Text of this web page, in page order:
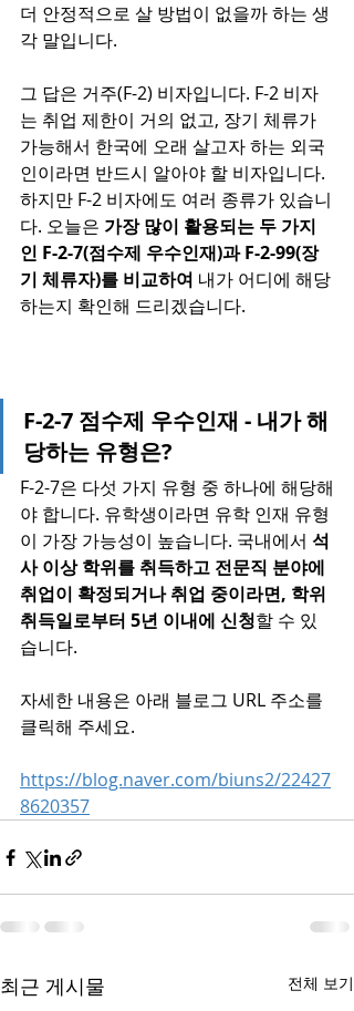
더 안정적으로 살 방법이 없을까 하는 생
각 말입니다.
그 답은 거주(F-2) 비자입니다. F-2 비자
는 취업 제한이 거의 없고, 장기 체류가
가능해서 한국에 오래 살고자 하는 외국
인이라면 반드시 알아야 할 비자입니다.
하지만 F-2 비자에도 여러 종류가 있습니
다. 오늘은 가장 많이 활용되는 두 가지
인 F-2-7(점수제 우수인재)과 F-2-99(장
기 체류자)를 비교하여 내가 어디에 해당
하는지 확인해 드리겠습니다.
F-2-7 점수제 우수인재 - 내가 해
당하는 유형은?
F-2-7은 다섯 가지 유형 중 하나에 해당해
야 합니다. 유학생이라면 유학 인재 유형
이 가장 가능성이 높습니다. 국내에서 석
사 이상 학위를 취득하고 전문직 분야에
취업이 확정되거나 취업 중이라면, 학위
취득일로부터 5년 이내에 신청할 수 있
습니다.
자세한 내용은 아래 블로그 URL 주소를
클릭해 주세요.
https://blog.naver.com/biuns2/22427
8620357
최근 게시물 전체 보기